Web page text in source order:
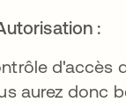
:
d'accès
aurez donc